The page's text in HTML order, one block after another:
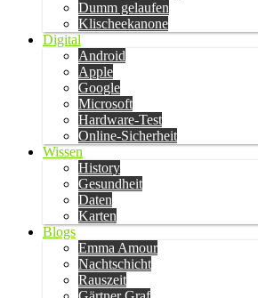
Dumm gelaufen
Klischeekanone
Digital
Android
Apple
Google
Microsoft
Hardware-Test
Online-Sicherheit
Wissen
History
Gesundheit
Daten
Karten
Blogs
Emma Amour
Nachtschicht
Rauszeit